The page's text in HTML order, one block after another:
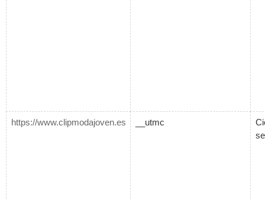
https://www.clipmodajoven.es __utmc